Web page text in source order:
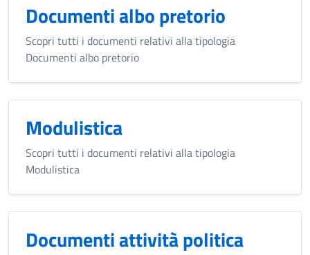
Documenti albo pretorio
Scopri tutti i documenti relativi alla tipologia
Documenti albo pretorio
Modulistica
Scopri tutti i documenti relativi alla tipologia
Modulistica
Documenti attività politica